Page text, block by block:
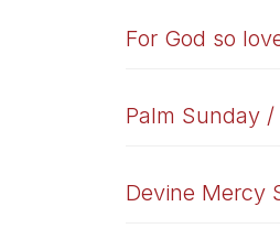
For God so
Palm Sunday /
Devine Mercy